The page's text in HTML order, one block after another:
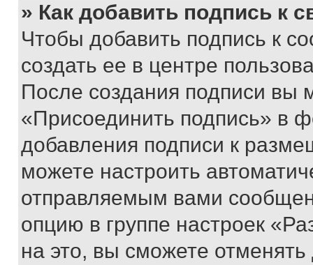
» Как добавить подпись к
Чтобы добавить подпись к
создать ее в центре
После создания подписи вы
«Присоединить подпись» в
добавления подписи к
можете настроить
отправляемым вами
опцию в группе настроек
на это, вы сможете